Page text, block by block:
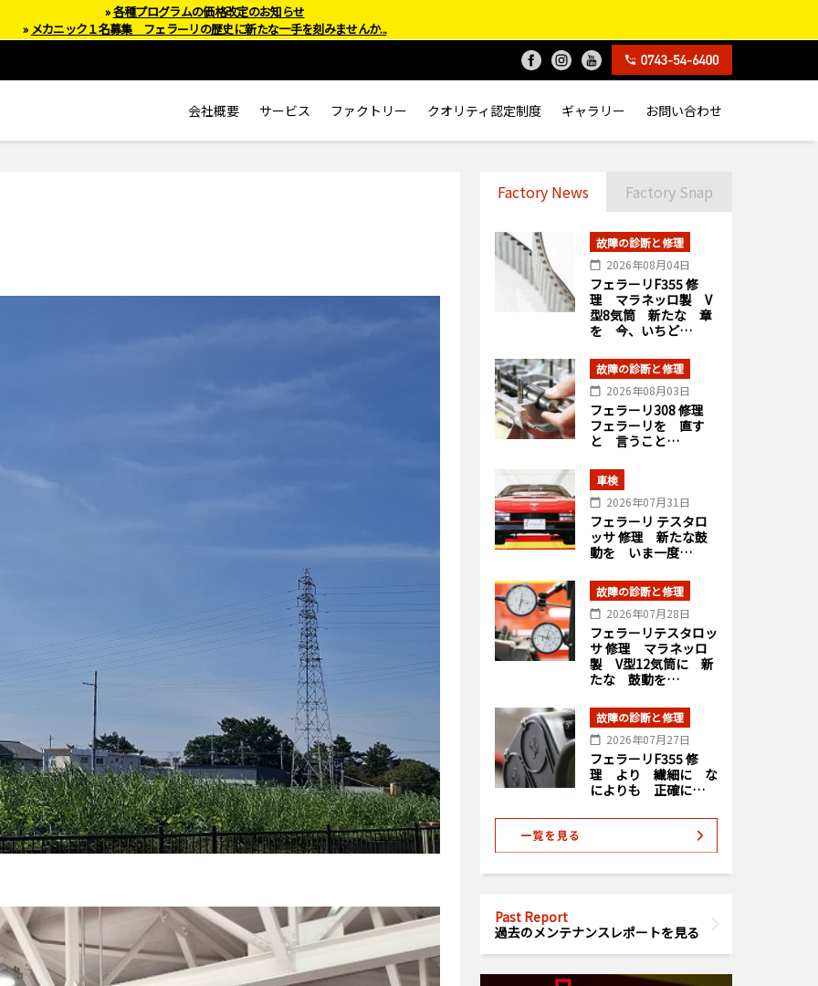
会社概要 サービス ファクトリー クオリティ認定制度 ギャラリー お問い合わせ
Factory News Factory Snap
故障の診断と修理
2026年08月04日
フェラーリF355 修
理 マラネッロ製 V
型8気筒 新たな 章
を 今、いちど…
故障の診断と修理
2026年08月03日
フェラーリ308 修理
フェラーリを 直す
と 言うこと…
車検
2026年07月31日
フェラーリ テスタロ
ッサ 修理 新たな鼓
動を いま一度…
故障の診断と修理
2026年07月28日
フェラーリテスタロッ
サ 修理 マラネッロ
製 V型12気筒に 新
たな 鼓動を…
故障の診断と修理
2026年07月27日
フェラーリF355 修
理 より 繊細に な
によりも 正確に…
Past Report
過去のメンテナンスレポートを見る
»各種プログラムの価格改定のお知らせ
» メカニック１名募集 フェラーリの歴史に新たな一手を刻みませんか...